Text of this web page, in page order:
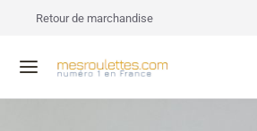
Retour de marchandise